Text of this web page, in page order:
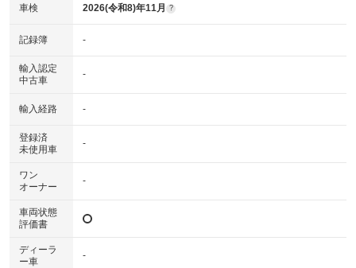
車検 2026(令和8)年11月 ?
記録簿 -
輸入認定
中古車
-
輸入経路 -
登録済
未使用車
-
ワン
オーナー
-
車両状態
評価書
ディーラ
ー車
-